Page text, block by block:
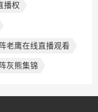
播权
老鹰在线直播观看
灰熊集锦